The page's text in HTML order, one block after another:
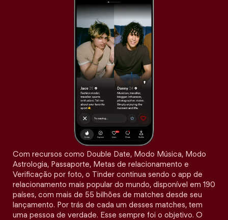
Com recursos como Double Date, Modo Música, Modo
Astrologia, Passaporte, Metas de relacionamento e
Verificação por foto, o Tinder continua sendo o app de
relacionamento mais popular do mundo, disponível em 190
países, com mais de 55 bilhões de matches desde seu
lançamento. Por trás de cada um desses matches, tem
uma pessoa de verdade. Esse sempre foi o objetivo. O